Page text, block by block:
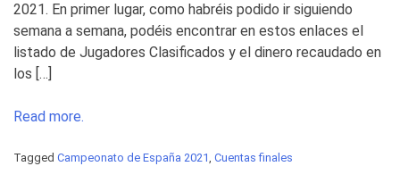
2021. En primer lugar, como habréis podido ir siguiendo
semana a semana, podéis encontrar en estos enlaces el
listado de Jugadores Clasificados y el dinero recaudado en
los […]
Read more.
Tagged Campeonato de España 2021, Cuentas finales